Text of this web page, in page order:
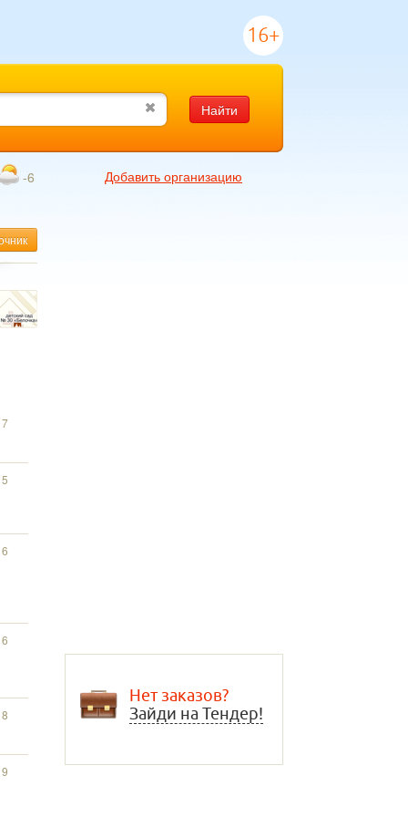
16+
Найти
-6
Добавить организацию
Нет заказов?
Зайди на Тендер!